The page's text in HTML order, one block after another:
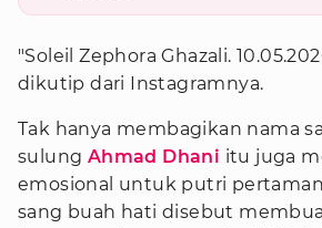
"Soleil Zephora Ghazali.
dikutip dari Instagramnya.
Tak hanya membagikan nama
sulung Ahmad Dhani itu juga
emosional untuk putri
sang buah hati disebut